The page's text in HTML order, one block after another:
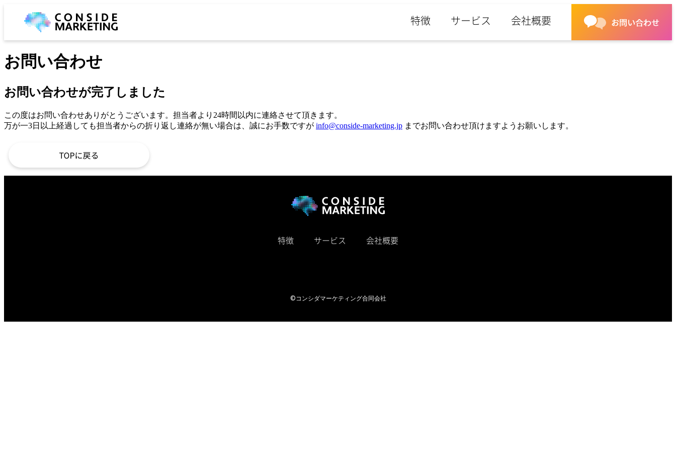
特徴 サービス 会社概要
お問い合わせ
お問い合わせが完了しました
この度はお問い合わせありがとうございます。担当者より24時間以内に連絡させて頂きます。
万が一3日以上経過しても担当者からの折り返し連絡が無い場合は、誠にお手数ですが info@conside-marketing.jp までお問い合わせ頂けますようお願いします。
特徴 サービス 会社概要
©コンシダマーケティング合同会社